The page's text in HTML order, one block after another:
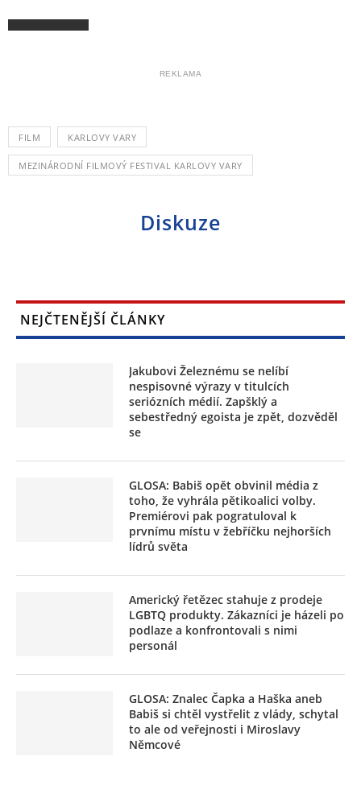
REKLAMA
FILM KARLOVY VARY
MEZINÁRODNÍ FILMOVÝ FESTIVAL KARLOVY VARY
Diskuze
NEJČTENĚJŠÍ ČLÁNKY
Jakubovi Železnému se nelíbí
nespisovné výrazy v titulcích
seriózních médií. Zapšklý a
sebestředný egoista je zpět, dozvěděl
se
GLOSA: Babiš opět obvinil média z
toho, že vyhrála pětikoalici volby.
Premiérovi pak pogratuloval k
prvnímu místu v žebříčku nejhorších
lídrů světa
Americký řetězec stahuje z prodeje
LGBTQ produkty. Zákazníci je házeli po
podlaze a konfrontovali s nimi
personál
GLOSA: Znalec Čapka a Haška aneb
Babiš si chtěl vystřelit z vlády, schytal
to ale od veřejnosti i Miroslavy
Němcové